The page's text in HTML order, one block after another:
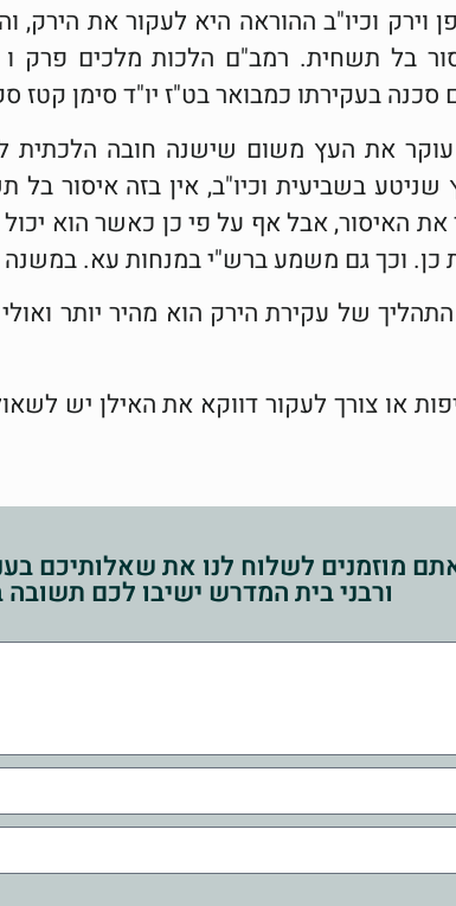
וירק וכיו"ב ההוראה היא לעקור את
בל תשחית. רמב"ם הלכות מלכים פרק
בעקירתו כמבואר בט"ז יו"ד סימן קטז
את העץ משום שישנה חובה הלכתית
שניטע בשביעית וכיו"ב, אין בזה איסור
את האיסור, אבל אף על פי כן כאשר הוא
כן. וכך גם משמע ברש"י במנחות עא.
של עקירת הירק הוא מהיר יותר
או צורך לעקור דווקא את האילן יש
מוזמנים לשלוח לנו את שאלותיכם
ורבני בית המדרש ישיבו לכם